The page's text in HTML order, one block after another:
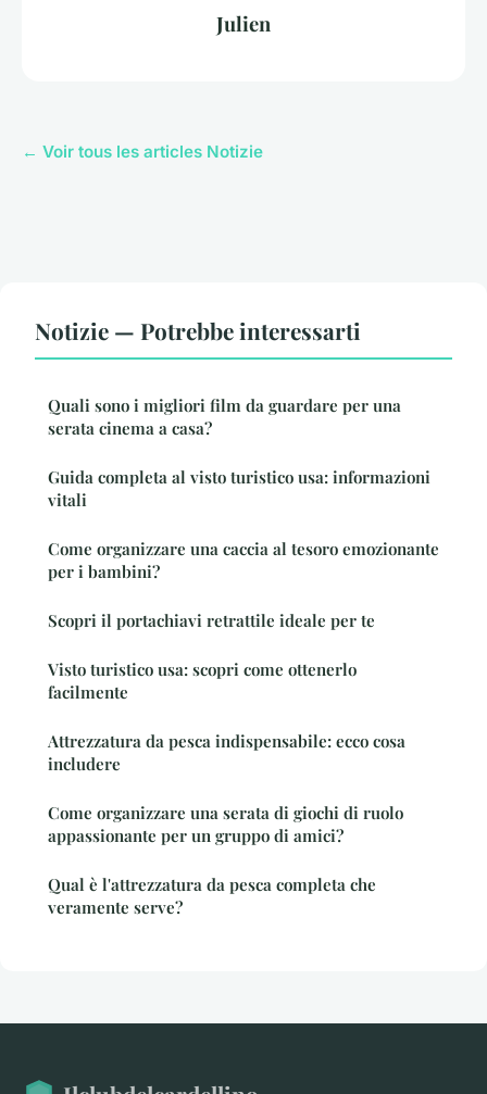
Julien
← Voir tous les articles Notizie
Notizie — Potrebbe interessarti
Quali sono i migliori film da guardare per una
serata cinema a casa?
Guida completa al visto turistico usa: informazioni
vitali
Come organizzare una caccia al tesoro emozionante
per i bambini?
Scopri il portachiavi retrattile ideale per te
Visto turistico usa: scopri come ottenerlo
facilmente
Attrezzatura da pesca indispensabile: ecco cosa
includere
Come organizzare una serata di giochi di ruolo
appassionante per un gruppo di amici?
Qual è l'attrezzatura da pesca completa che
veramente serve?